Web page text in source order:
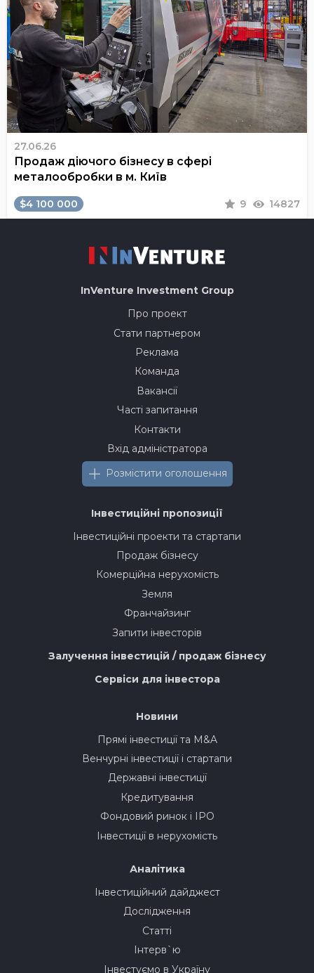
27.06.26
Продаж діючого бізнесу в сфері
металообробки в м. Київ
$4 100 000 9 14827
InVenture Investment Group
Про проект
Стати партнером
Реклама
Команда
Вакансії
Часті запитання
Контакти
Вхід адміністратора
Розмістити оголошення
Інвестиційні пропозиції
Інвестиційні проекти та стартапи
Продаж бізнесу
Комерційна нерухомість
Земля
Франчайзинг
Запити інвесторів
Залучення інвестицій / продаж бізнесу
Сервіси для інвестора
Новини
Прямі інвестиції та M&A
Венчурні інвестиції і стартапи
Державні інвестиції
Кредитування
Фондовий ринок і IPO
Інвестиції в нерухомість
Аналітика
Інвестиційний дайджест
Дослідження
Статті
Інтерв`ю
Інвестуємо в Україну